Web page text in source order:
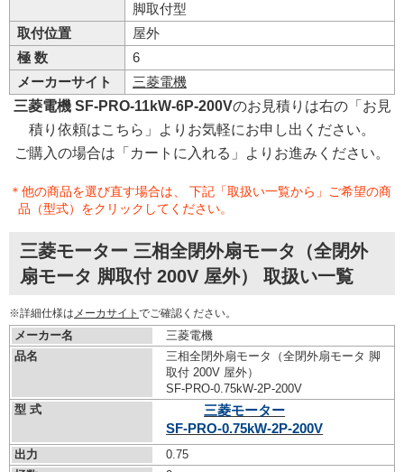
脚取付型
取付位置
屋外
極 数
6
メーカーサイト
三菱電機
三菱電機 SF-PRO-11kW-6P-200Vのお見積りは右の「お見
積り依頼はこちら」よりお気軽にお申し出ください。
ご購入の場合は「カートに入れる」よりお進みください。
＊他の商品を選び直す場合は、 下記「取扱い一覧から」ご希望の商
品（型式）をクリックしてください。
三菱モーター 三相全閉外扇モータ（全閉外
扇モータ 脚取付 200V 屋外） 取扱い一覧
※詳細仕様は メーカサイト でご確認ください。
メーカー名
三菱電機
品名
三相全閉外扇モータ（全閉外扇モータ 脚
取付 200V 屋外）
SF-PRO-0.75kW-2P-200V
型 式
三菱モーター
SF-PRO-0.75kW-2P-200V
出力
0.75